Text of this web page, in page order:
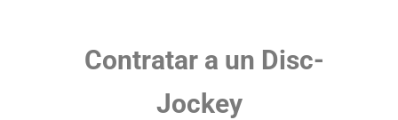
Contratar a un Disc-
Jockey